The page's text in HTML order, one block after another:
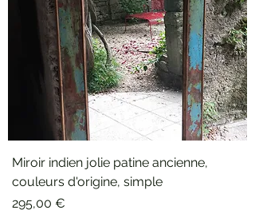
Miroir indien jolie patine ancienne,
couleurs d'origine, simple
Prix
295,00 €